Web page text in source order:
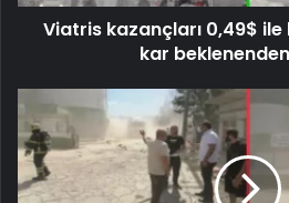
Viatris kazançları 0,49$
kar